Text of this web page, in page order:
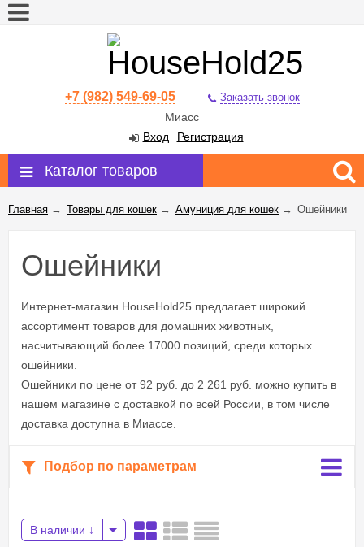
+7 (982) 549-69-05 Заказать звонок
Миасс
Вход
Регистрация
Каталог товаров
Главная → Товары для кошек → Амуниция для кошек → Ошейники
Ошейники
Интернет-магазин HouseHold25 предлагает широкий
ассортимент товаров для домашних животных,
насчитывающий более 17000 позиций, среди которых
ошейники.
Ошейники по цене от 92 руб. до 2 261 руб. можно купить в
нашем магазине с доставкой по всей России, в том числе
доставка доступна в Миассе.
Подбор по параметрам
В наличии